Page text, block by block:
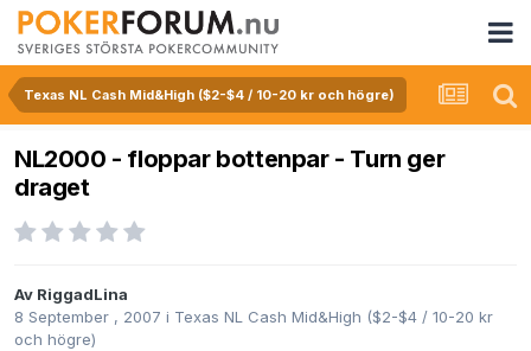
Texas NL Cash Mid&High ($2-$4 / 10-20 kr och högre)
NL2000 - floppar bottenpar - Turn ger
draget
Av RiggadLina
8 September , 2007 i Texas NL Cash Mid&High ($2-$4 / 10-20 kr
och högre)